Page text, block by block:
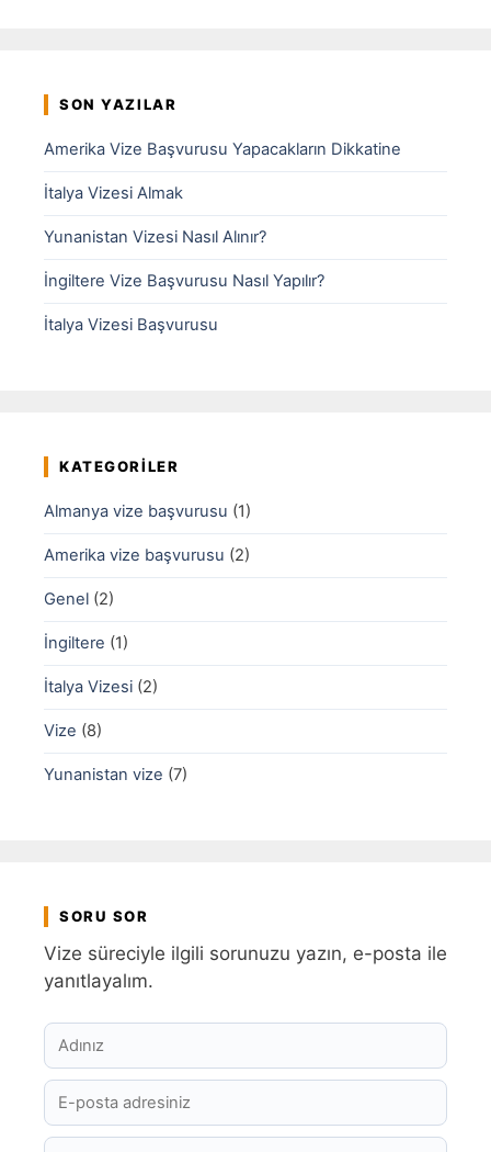
SON YAZILAR
Amerika Vize Başvurusu Yapacakların Dikkatine
İtalya Vizesi Almak
Yunanistan Vizesi Nasıl Alınır?
İngiltere Vize Başvurusu Nasıl Yapılır?
İtalya Vizesi Başvurusu
KATEGORILER
Almanya vize başvurusu (1)
Amerika vize başvurusu (2)
Genel (2)
İngiltere (1)
İtalya Vizesi (2)
Vize (8)
Yunanistan vize (7)
SORU SOR
Vize süreciyle ilgili sorunuzu yazın, e-posta ile
yanıtlayalım.